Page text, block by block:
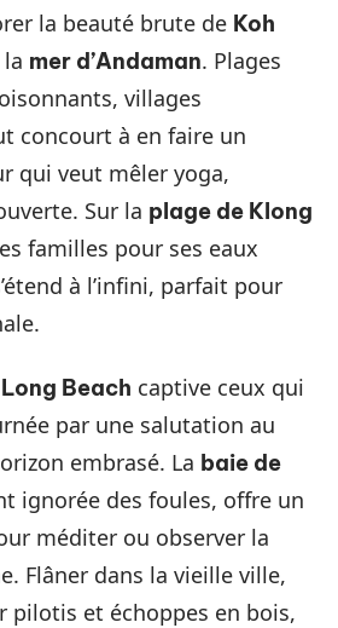
la beauté brute de Koh
mer d’Andaman. Plages
villages
concourt à en faire un
qui veut mêler yoga,
Sur la plage de Klong
familles pour ses eaux
à l’infini, parfait pour
Long Beach captive ceux qui
par une salutation au
embrasé. La baie de
ignorée des foules, offre un
méditer ou observer la
Flâner dans la vieille ville,
pilotis et échoppes en bois,